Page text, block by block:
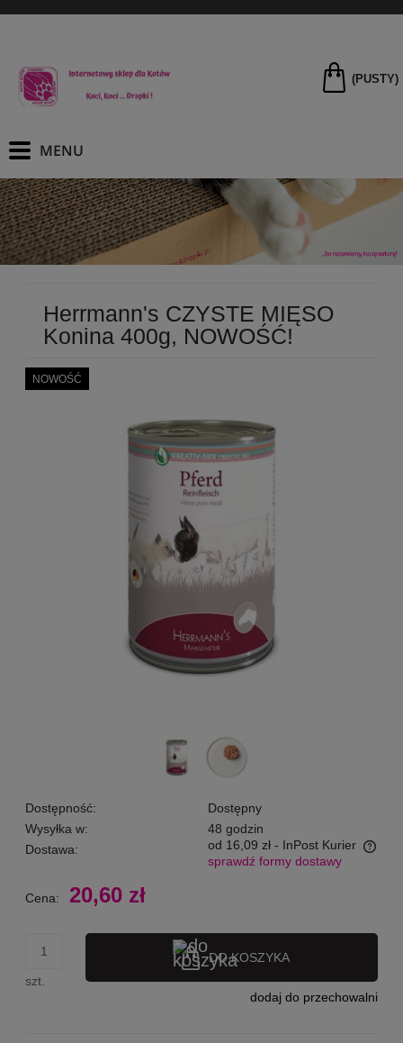
(PUSTY)
Herrmann's CZYSTE MIĘSO
Konina 400g, NOWOŚĆ!
NOWOŚĆ
Dostępność:
Dostępny
Wysyłka w:
48 godzin
Dostawa:
od 16,09 zł - InPost Kurier
Cena nie zawiera ewentualnych kosztów płatności
sprawdź formy dostawy
Cena: 20,60 zł
szt.
DO KOSZYKA
dodaj do przechowalni